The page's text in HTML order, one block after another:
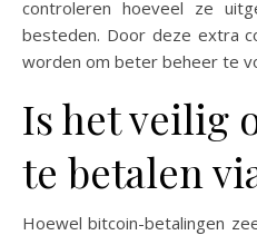
controleren hoeveel ze
besteden. Door deze extra
worden om beter beheer te
Is het veilig
te betalen
Hoewel bitcoin-betalingen